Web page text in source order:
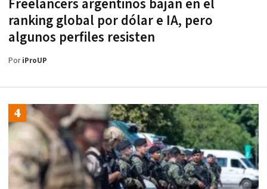
Freelancers argentinos bajan en el
ranking global por dólar e IA, pero
algunos perfiles resisten
PoriProUP